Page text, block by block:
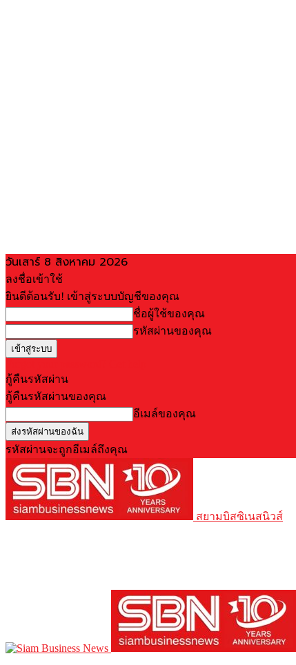
วันเสาร์ 8 สิงหาคม 2026
ลงชื่อเข้าใช้
ยินดีต้อนรับ! เข้าสู่ระบบบัญชีของคุณ
ชื่อผู้ใช้ของคุณ
รหัสผ่านของคุณ
กู้คืนรหัสผ่าน
กู้คืนรหัสผ่านของคุณ
อีเมล์ของคุณ
รหัสผ่านจะถูกอีเมล์ถึงคุณ
สยามบิสซิเนสนิวส์